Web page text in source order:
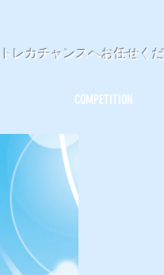
レカチャンスへお任せく
COMPETITION